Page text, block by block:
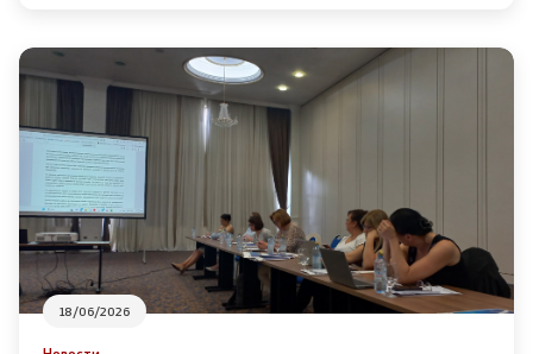
Линкови
Изјава за пристапност
Со еден клик до сите услуги
18/06/2026